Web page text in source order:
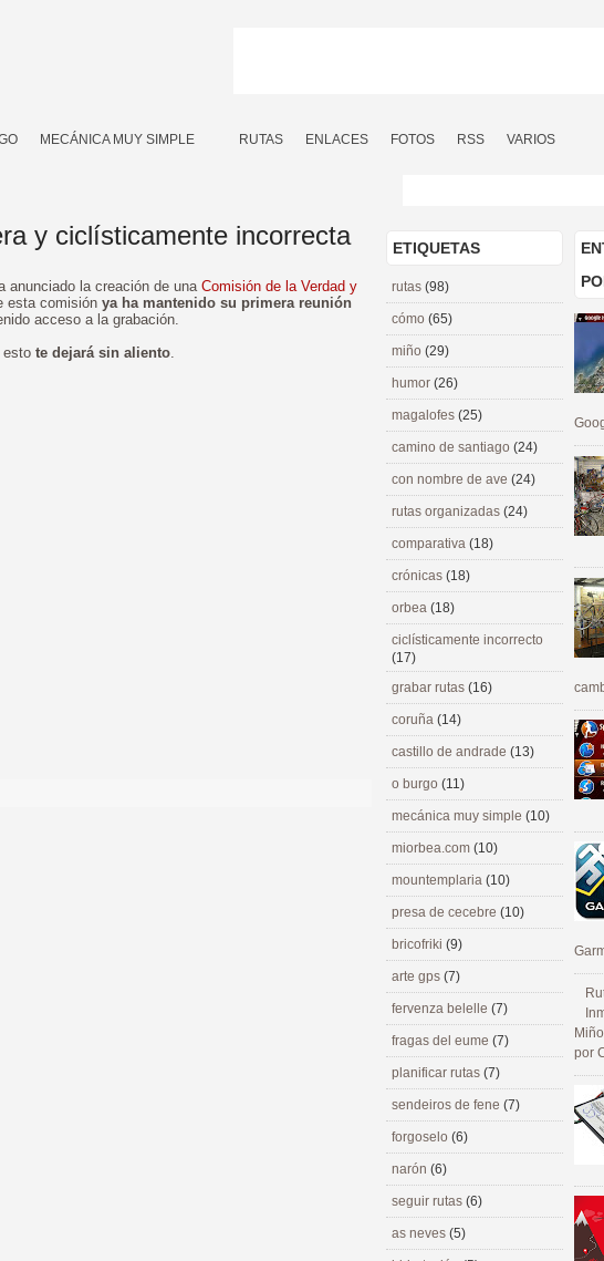
MECÁNICA MUY SIMPLE RUTAS ENLACES FOTOS RSS VARIOS
y ciclísticamente incorrecta
anunciado la creación de unaComisión de la Verdad y
esta comisión ya ha mantenido su primera reunión
acceso a la grabación.
esto te dejará sin aliento.
por
ETIQUETAS
rutas (98)
cómo (65)
miño (29)
humor (26)
magalofes (25)
camino de santiago (24)
con nombre de ave (24)
rutas organizadas (24)
comparativa (18)
crónicas (18)
orbea (18)
ciclísticamente incorrecto
(17)
grabar rutas (16)
coruña (14)
castillo de andrade (13)
o burgo (11)
mecánica muy simple (10)
miorbea.com (10)
mountemplaria (10)
presa de cecebre (10)
bricofriki (9)
arte gps (7)
fervenza belelle (7)
fragas del eume (7)
planificar rutas (7)
sendeiros de fene (7)
forgoselo (6)
narón (6)
seguir rutas (6)
as neves (5)